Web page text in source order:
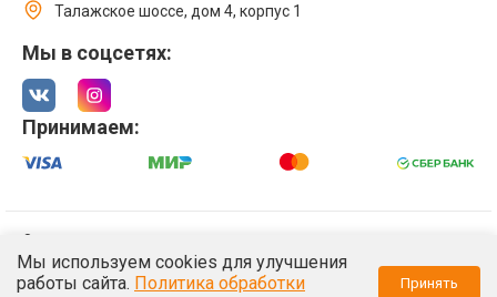
Талажское шоссе, дом 4, корпус 1
Мы в соцсетях:
Принимаем:
Политика обработки персональных данных
Мы используем cookies для улучшения
работы сайта. Политика обработки
Принять